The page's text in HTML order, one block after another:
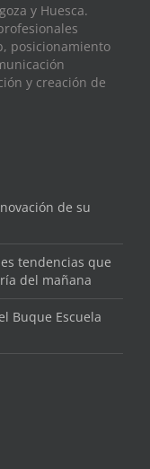
y Huesca.
posicionamiento
y creación de
de su
tendencias que
del mañana
Buque Escuela